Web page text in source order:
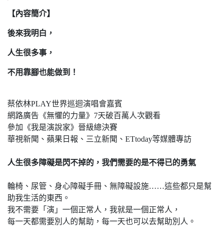
【內容簡介】
後來我明白，
人生很多事，
不用靠腳也能做到！
蔡依林PLAY世界巡迴演唱會嘉賓
網路廣告《無懼的力量》7天破百萬人次觀看
參加《我是演說家》晉級總決賽
華視新聞、蘋果日報、三立新聞、ETtoday等媒體專訪
人生很多障礙是閃不掉的，我們需要的是不得已的勇氣
輪椅、尿管、身心障礙手冊、無障礙設施……這些都只是幫
助我生活的東西。
我不需要「演」一個正常人，我就是一個正常人，
每一天都需要別人的幫助，每一天也可以去幫助別人。